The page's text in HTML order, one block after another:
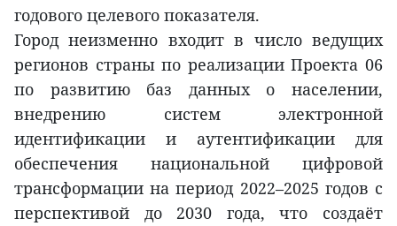
годового целевого показателя.
Город неизменно входит в число ведущих
регионов страны по реализации Проекта 06
по развитию баз данных о населении,
внедрению систем электронной
идентификации и аутентификации для
обеспечения национальной цифровой
трансформации на период 2022–2025 годов с
перспективой до 2030 года, что создаёт